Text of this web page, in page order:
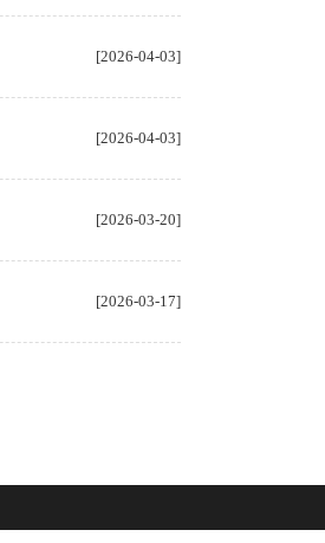
[2026-04-03]
[2026-04-03]
[2026-03-20]
[2026-03-17]